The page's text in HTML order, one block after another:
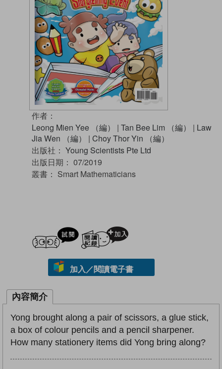
作者：
Leong Mien Yee （編）
| Tan Bee Lim （編） | Law
Jia Wen （編）
| Choy Thor Yin （編）
出版社： Young Scientists Pte Ltd
出版日期： 07/2019
叢書： Smart Mathematicians
試閲
加入／閱讀電子書
內容簡介
Yong brought along a pair of scissors, a glue stick,
a box of colour pencils and a pencil sharpener.
How many stationery items did Yong bring along?